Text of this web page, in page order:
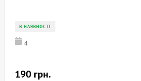
В НАЯВНОСТІ
4
190 грн.